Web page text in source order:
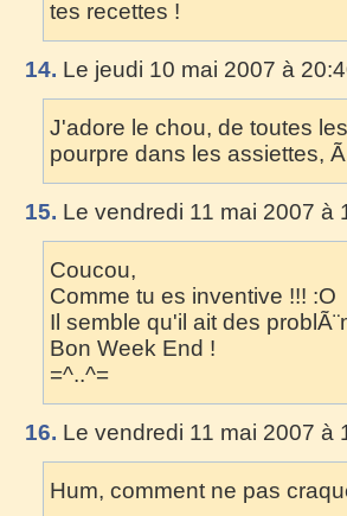
tes recettes !
14. Le jeudi 10 mai 2007 à
J'adore le chou, de toutes
pourpre dans les assiettes,
15. Le vendredi 11 mai 2007 à
Coucou,
Comme tu es inventive !!! :O
Il semble qu'il ait des
Bon Week End !
=^..^=
16. Le vendredi 11 mai 2007 à
Hum, comment ne pas